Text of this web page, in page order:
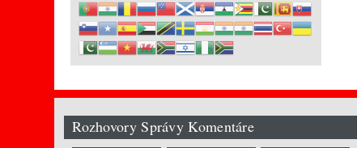
Rozhovory Správy Komentáre